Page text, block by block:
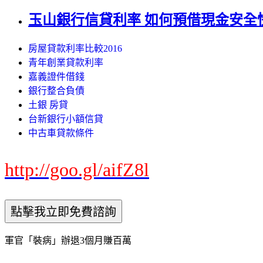
玉山銀行信貸利率 如何預借現金安全
房屋貸款利率比較2016
青年創業貸款利率
嘉義證件借錢
銀行整合負債
土銀 房貸
台新銀行小額信貸
中古車貸款條件
http://goo.gl/aifZ8l
軍官「裝病」辦退3個月賺百萬